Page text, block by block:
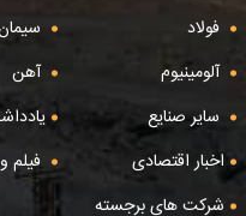
فولاد
آلومینیوم
آهن
سایر صنایع
اخبار اقتصادی
فیلم
شرکت های برجسته